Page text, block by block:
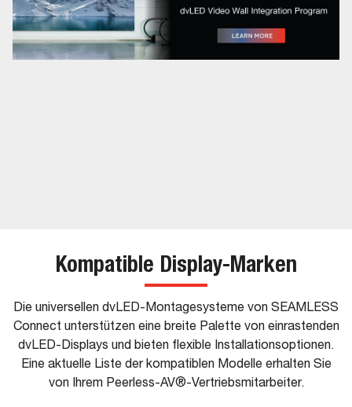
Kompatible Display-Marken
Die universellen dvLED-Montagesysteme von SEAMLESS
Connect unterstützen eine breite Palette von einrastenden
dvLED-Displays und bieten flexible Installationsoptionen.
Eine aktuelle Liste der kompatiblen Modelle erhalten Sie
von Ihrem Peerless-AV®-Vertriebsmitarbeiter.